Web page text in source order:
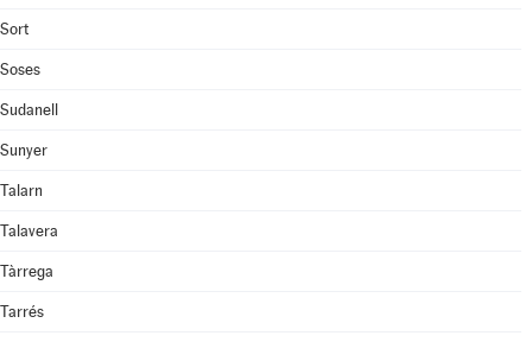
Sort
Soses
Sudanell
Sunyer
Talarn
Talavera
Tàrrega
Tarrés